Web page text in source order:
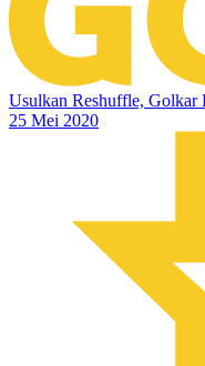
Usulkan Reshuffle, Golkar
25 Mei 2020